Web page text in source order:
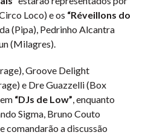
Loco) e os “Réveillons do
(Pipa), Pedrinho Alcantra
(Milagres).
Groove Delight
e Dre Guazzelli (Box
“DJs de Low” , enquanto
Sigma, Bruno Couto
comandarão a discussão